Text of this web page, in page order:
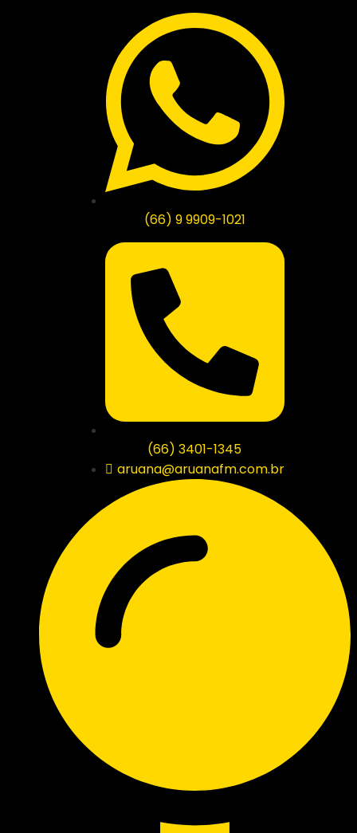
(66) 9 9909-1021
(66) 3401-1345
aruana@aruanafm.com.br